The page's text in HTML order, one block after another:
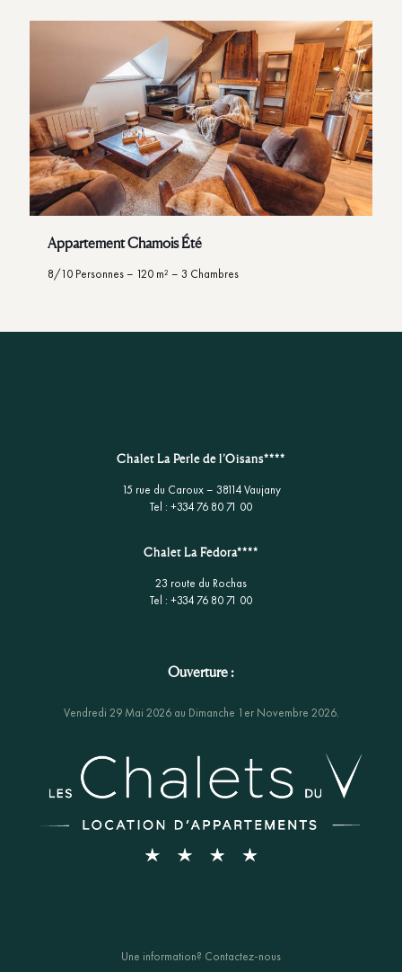
Appartement Chamois Été
8/10 Personnes – 120 m² – 3 Chambres
Chalet La Perle de l’Oisans****
15 rue du Caroux – 38114 Vaujany
Tel : +334 76 80 71 00
Chalet La Fedora****
23 route du Rochas
Tel : +334 76 80 71 00
Ouverture :
Vendredi 29 Mai 2026 au Dimanche 1er Novembre 2026.
Une information? Contactez-nous